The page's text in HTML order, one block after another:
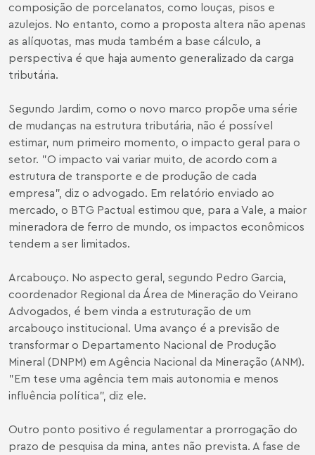
composição de porcelanatos, como louças, pisos e
azulejos. No entanto, como a proposta altera não apenas
as alíquotas, mas muda também a base cálculo, a
perspectiva é que haja aumento generalizado da carga
tributária.
Segundo Jardim, como o novo marco propõe uma série
de mudanças na estrutura tributária, não é possível
estimar, num primeiro momento, o impacto geral para o
setor. "O impacto vai variar muito, de acordo com a
estrutura de transporte e de produção de cada
empresa", diz o advogado. Em relatório enviado ao
mercado, o BTG Pactual estimou que, para a Vale, a maior
mineradora de ferro de mundo, os impactos econômicos
tendem a ser limitados.
Arcabouço. No aspecto geral, segundo Pedro Garcia,
coordenador Regional da Área de Mineração do Veirano
Advogados, é bem vinda a estruturação de um
arcabouço institucional. Uma avanço é a previsão de
transformar o Departamento Nacional de Produção
Mineral (DNPM) em Agência Nacional da Mineração (ANM).
"Em tese uma agência tem mais autonomia e menos
influência política", diz ele.
Outro ponto positivo é regulamentar a prorrogação do
prazo de pesquisa da mina, antes não prevista. A fase de